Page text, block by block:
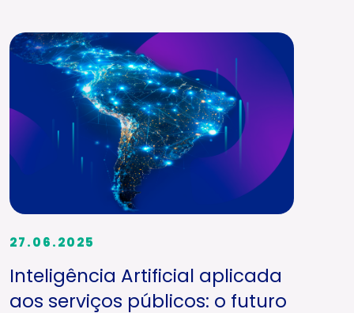
27.06.2025
Inteligência Artificial aplicada
aos serviços públicos: o futuro